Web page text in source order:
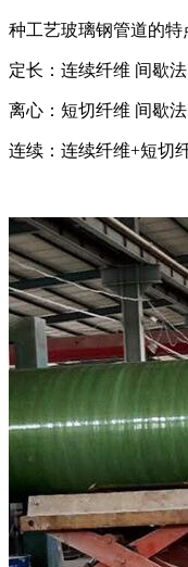
种工艺玻璃钢管道的特
定长：连续纤维 间歇
离心：短切纤维 间歇
连续：连续纤维+短切